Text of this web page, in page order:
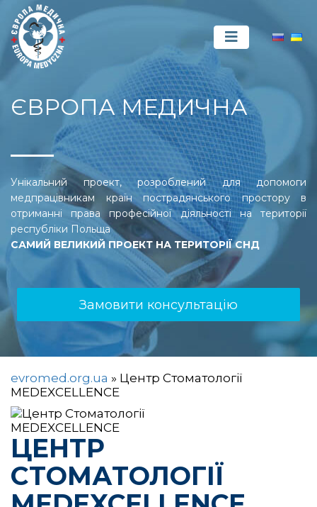
ЄВРОПА МЕДИЧНА
Унікальний проект, розроблений для допомоги
медпрацівникам країн пострадянського простору в
отриманні права професійної діяльності на території
республіки Польща
САМИЙ ВЕЛИКИЙ ПРОЕКТ НА ТЕРИТОРІЇ СНД
Замовити консультацію
evromed.org.ua » Центр Стоматології
MEDEXCELLENCE
ЦЕНТР
СТОМАТОЛОГІЇ